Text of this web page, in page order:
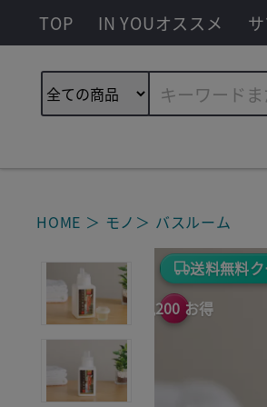
TOP IN YOUオススメ
HOME モノ バスルーム
送料無料
¥1,200 お得
厳格審査合格